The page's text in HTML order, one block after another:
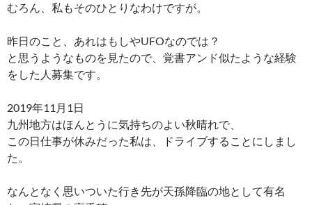
むろん、私もそのひとりなわけですが。
昨日のこと、あれはもしやUFOなのでは？
と思うようなものを見たので、覚書アンド似たような経験
をした人募集です。
2019年11月1日
九州地方はほんとうに気持ちのよい秋晴れで、
この日仕事が休みだった私は、ドライブすることにしまし
た。
なんとなく思いついた行き先が天孫降臨の地として有名